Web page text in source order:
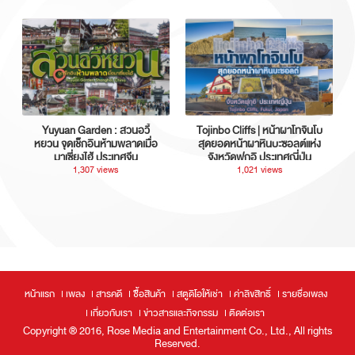
Yuyuan Garden : สวนอวี้
หยวน จุดเช็กอินห้ามพลาดเมื่อ
มาเซี่ยงไฮ้ ประเทศจีน
1,307 views
Tojinbo Cliffs | หน้าผาโทจินโบ
สุดยอดหน้าผาหินบะซอลต์แห่ง
จังหวัดฟุกุอิ ประเทศญี่ปุ่น
1,021 views
หน้าแรก เพลง สารคดี ซื้อสินค้า สตูดิโอให้เช่า ค่าลิขสิทธิ์
รายชื่อเพลง
เกี่ยวกับเรา
ข่าวสารและกิจกรรม ติดต่อเรา
Copyright ® 2016, Rose Media and Entertainment Co., Ltd., All rights
Reserved.